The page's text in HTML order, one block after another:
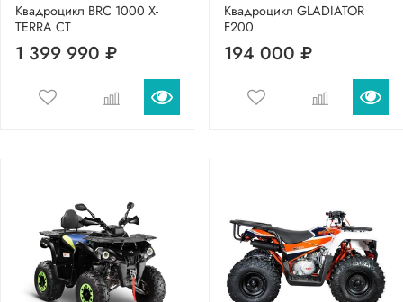
Квадроцикл BRC 1000 X-
TERRA CT
1 399 990 ₽
Квадроцикл GLADIATOR
F200
194 000 ₽